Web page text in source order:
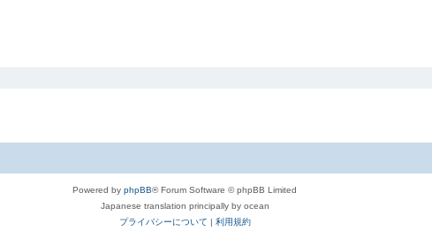
Powered by phpBB® Forum Software © phpBB Limited
Japanese translation principally by ocean
プライバシーについて | 利用規約